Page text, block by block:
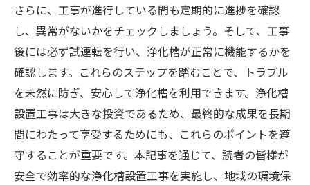
さらに、工事が進行している間も定期的に進捗を確認
し、異常がないかをチェックしましょう。そして、工事
後には必ず試運転を行い、浄化槽が正常に機能するかを
確認します。これらのステップを踏むことで、トラブル
を未然に防ぎ、安心して浄化槽を利用できます。浄化槽
設置工事は大きな投資であるため、最終的な成果を長期
間にわたって享受するためにも、これらのポイントを遵
守することが重要です。本記事を通じて、読者の皆様が
安全で効率的な浄化槽設置工事を実施し、地域の環境保